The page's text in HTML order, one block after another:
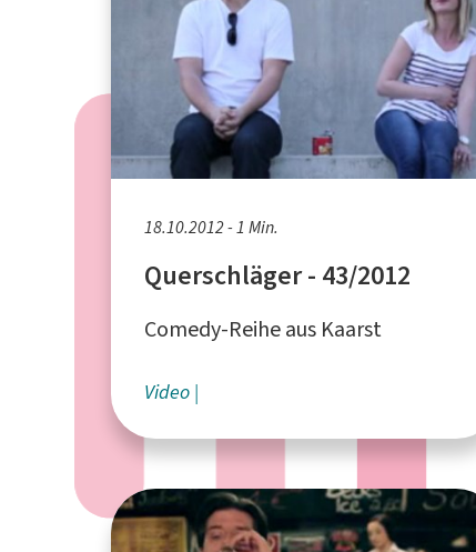
18.10.2012 - 1 Min.
Querschläger - 43/2012
Comedy-Reihe aus Kaarst
Video